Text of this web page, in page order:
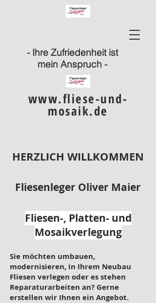
- Ihre Zufriedenheit ist
mein Anspruch -
www.fliese-und-
mosaik.de
HERZLICH WILLKOMMEN
Fliesenleger Oliver Maier
Fliesen-, Platten- und
Mosaikverlegung
Sie möchten umbauen,
modernisieren, in Ihrem Neubau
Fliesen verlegen oder es stehen
Reparaturarbeiten an? ​Gerne
erstellen wir Ihnen ein Angebot.